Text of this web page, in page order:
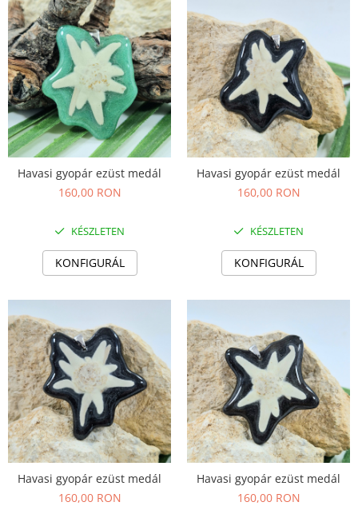
Havasi gyopár ezüst medál
160,00 RON
KÉSZLETEN
KONFIGURÁL
Havasi gyopár ezüst medál
160,00 RON
KÉSZLETEN
KONFIGURÁL
Havasi gyopár ezüst medál
160,00 RON
Havasi gyopár ezüst medál
160,00 RON